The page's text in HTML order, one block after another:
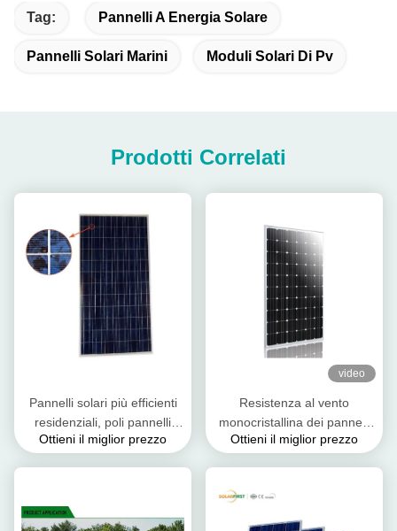
Tag: Pannelli A Energia Solare
Pannelli Solari Marini Moduli Solari Di Pv
Prodotti Correlati
Pannelli solari più efficienti
residenziali, poli pannelli
solari monocristallini 310W
Ottieni il miglior prezzo
video
Resistenza al vento
monocristallina dei pannelli
solari 260 W del silicio delle
Ottieni il miglior prezzo